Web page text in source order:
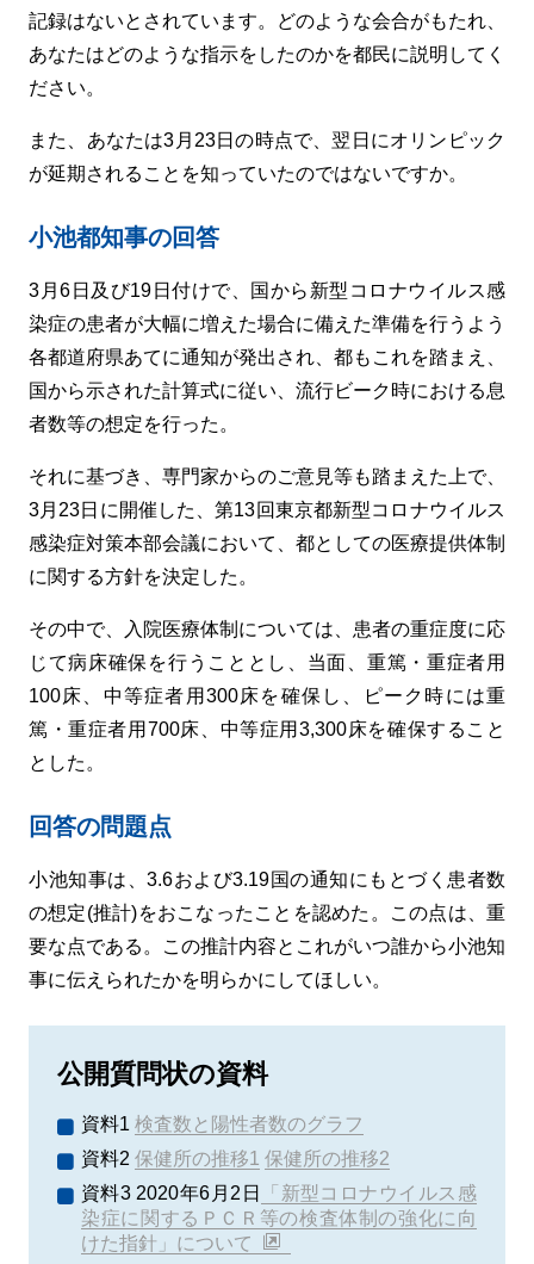
記録はないとされています。どのような会合がもたれ、
あなたはどのような指示をしたのかを都民に説明してく
ださい。
また、あなたは3月23日の時点で、翌日にオリンピック
が延期されることを知っていたのではないですか。
小池都知事の回答
3月6日及び19日付けで、国から新型コロナウイルス感
染症の患者が大幅に増えた場合に備えた準備を行うよう
各都道府県あてに通知が発出され、都もこれを踏まえ、
国から示された計算式に従い、流行ビーク時における息
者数等の想定を行った。
それに基づき、専門家からのご意見等も踏まえた上で、
3月23日に開催した、第13回東京都新型コロナウイルス
感染症対策本部会議において、都としての医療提供体制
に関する方針を決定した。
その中で、入院医療体制については、患者の重症度に応
じて病床確保を行うこととし、当面、重篤・重症者用
100床、中等症者用300床を確保し、ピーク時には重
篤・重症者用700床、中等症用3,300床を確保すること
とした。
回答の問題点
小池知事は、3.6および3.19国の通知にもとづく患者数
の想定(推計)をおこなったことを認めた。この点は、重
要な点である。この推計内容とこれがいつ誰から小池知
事に伝えられたかを明らかにしてほしい。
公開質問状の資料
資料1 検査数と陽性者数のグラフ
資料2 保健所の推移1 保健所の推移2
資料3 2020年6月2日
「新型コロナウイルス感
染症に関するＰＣＲ等の検査体制の強化に向
けた指針」について